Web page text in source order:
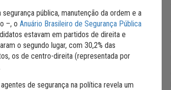
pública, manutenção da ordem e a
–, o Anuário Brasileiro de Segurança Pública
estavam em partidos de direita e
o segundo lugar, com 30,2% das
os de centro-direita (representada por
de segurança na política revela um